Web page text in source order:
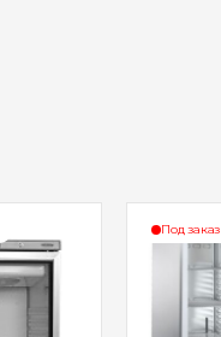
Под заказ